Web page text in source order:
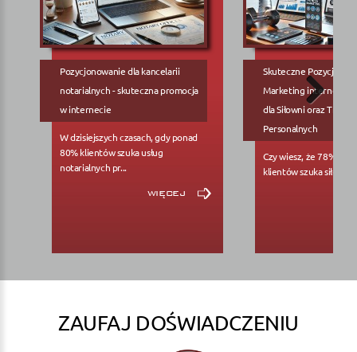
Pozycjonowanie dla kancelarii
notarialnych - skuteczna promocja
w internecie
W dzisiejszych czasach, gdy ponad
80% klientów szuka usług
notarialnych pr...
więcej
Skuteczne
Marketing internetowy
dla Siłowni oraz
Personalnych
Czy wiesz, że 78%
klientów szuka siłowni...
ZAUFAJ DOŚWIADCZENIU